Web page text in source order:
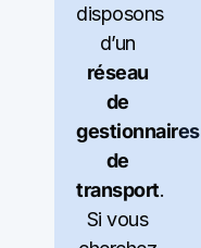
disposons
d’un
réseau
de
gestionnaires
de
transport.
Si vous